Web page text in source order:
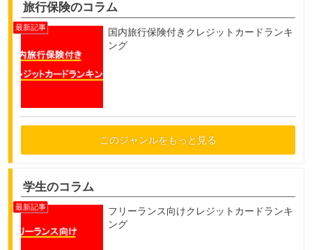
旅行保険のコラム
国内旅行保険付きクレジットカードランキ
ング
このジャンルをもっと見る
学生のコラム
フリーランス向けクレジットカードランキ
ング